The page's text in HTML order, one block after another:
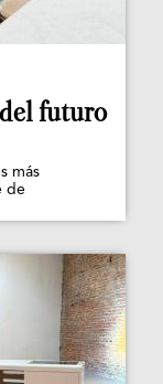
futuro
más
de